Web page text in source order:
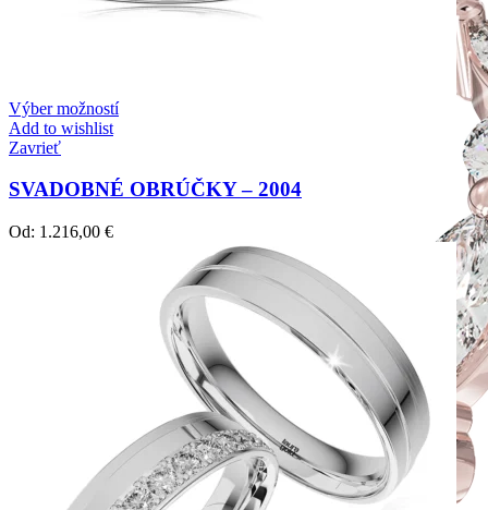
Výber možností
Add to wishlist
Zavrieť
SVADOBNÉ OBRÚČKY – 2004
Od: 1.216,00 €